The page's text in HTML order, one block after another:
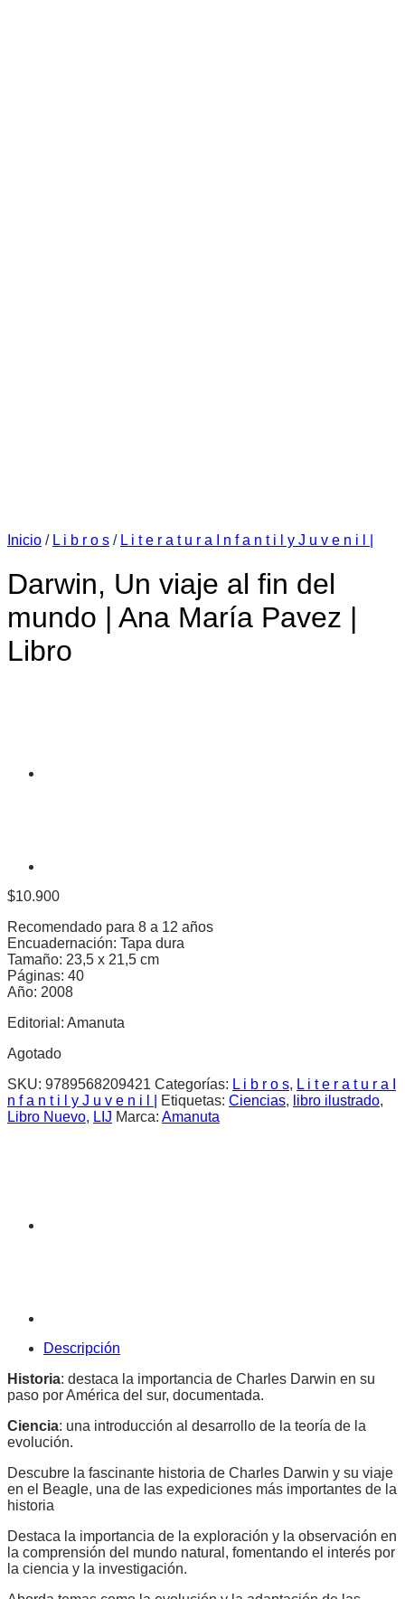
Inicio / L i b r o s / L i t e r a t u r a I n f a n t i l y J u v e n i l |
Darwin, Un viaje al fin del
mundo | Ana María Pavez |
Libro
$10.900
Recomendado para 8 a 12 años
Encuadernación: Tapa dura
Tamaño: 23,5 x 21,5 cm
Páginas: 40
Año: 2008
Editorial: Amanuta
Agotado
SKU: 9789568209421 Categorías: L i b r o s, L i t e r a t u r a I
n f a n t i l y J u v e n i l |
Etiquetas: Ciencias, libro ilustrado,
Libro Nuevo, LIJ Marca: Amanuta
Descripción
Historia: destaca la importancia de Charles Darwin en su
paso por América del sur, documentada.
Ciencia: una introducción al desarrollo de la teoría de la
evolución.
Descubre la fascinante historia de Charles Darwin y su viaje
en el Beagle, una de las expediciones más importantes de la
historia
Destaca la importancia de la exploración y la observación en
la comprensión del mundo natural, fomentando el interés por
la ciencia y la investigación.